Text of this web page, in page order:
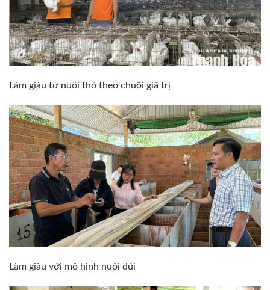
Làm giàu từ nuôi thỏ theo chuỗi giá trị
Làm giàu với mô hình nuôi dúi